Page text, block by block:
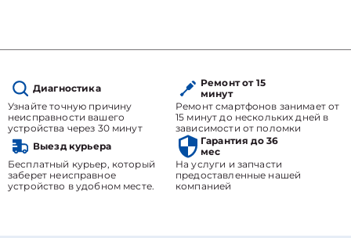
Диагностика
Узнайте точную причину
неисправности вашего
устройства через 30 минут
Ремонт от 15
минут
Ремонт смартфонов занимает от
15 минут до нескольких дней в
зависимости от поломки
Выезд курьера
Бесплатный курьер, который
заберет неисправное
устройство в удобном месте.
Гарантия до 36
мес
На услуги и запчасти
предоставленные нашей
компанией